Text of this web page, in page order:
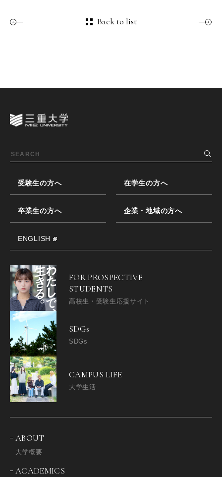
Back to list
受験生の方へ 在学生の方へ
卒業生の方へ 企業・地域の方へ
ENGLISH
FOR PROSPECTIVE
STUDENTS
高校生・受験生応援サイト
SDGs
SDGs
CAMPUS LIFE
大学生活
ABOUT
大学概要
ACADEMICS